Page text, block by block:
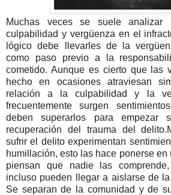
Muchas veces se suele analizar
culpabilidad y vergüenza en el
lógico debe llevarles de la
como paso previo a la
cometido. Aunque es cierto que las
hecho en ocasiones atraviesan
relación a la culpabilidad y la
frecuentemente surgen
deben superarlos para empezar
recuperación del trauma del
sufrir el delito experimentan
humillación, esto las hace ponerse en
piensan que nadie las
incluso pueden llegar a aislarse de
Se separan de la comunidad y de